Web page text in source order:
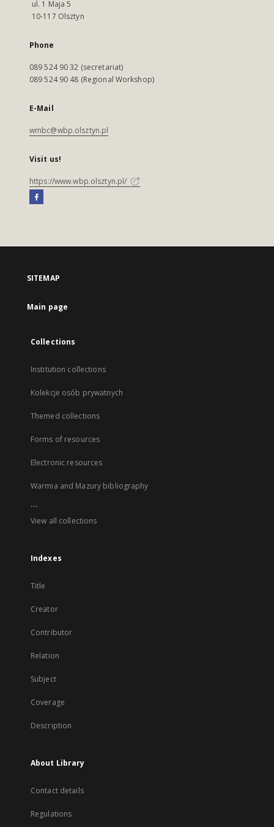
ul. 1 Maja 5
10-117 Olsztyn
Phone
089 524 90 32 (secretariat)
089 524 90 48 (Regional Workshop)
E-Mail
wmbc@wbp.olsztyn.pl
Visit us!
https://www.wbp.olsztyn.pl/
SITEMAP
Main page
Collections
Institution collections
Kolekcje osób prywatnych
Themed collections
Forms of resources
Electronic resources
Warmia and Mazury bibliography
...
View all collections
Indexes
Title
Creator
Contributor
Relation
Subject
Coverage
Description
About Library
Contact details
Regulations